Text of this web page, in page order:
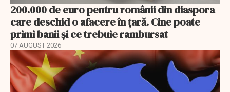
200.000 de euro pentru românii din diaspora
care deschid o afacere în țară. Cine poate
primi banii și ce trebuie rambursat
07 AUGUST 2026